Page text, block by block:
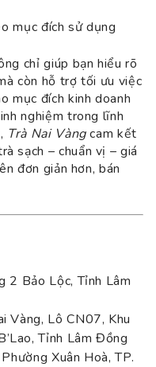
mục đích sử dụng
chỉ giúp bạn hiểu rõ
còn hỗ trợ tối ưu việc
mục đích kinh doanh
nghiệm trong lĩnh
Trà Nai Vàngcam kết
sạch – chuẩn vị – giá
đơn giản hơn, bán
2 Bảo Lộc, Tỉnh Lâm
Vàng, Lô CN07, Khu
Tỉnh Lâm Đồng
Xuân Hoà, TP.